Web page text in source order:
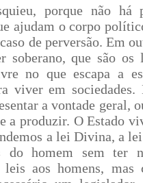
porque não há
ajudam o corpo
de perversão. Em
soberano, que são os
no que escapa a
viver em sociedades.
a vontade geral,
a produzir. O Estado
a lei Divina, a
do homem sem ter
leis aos homens,